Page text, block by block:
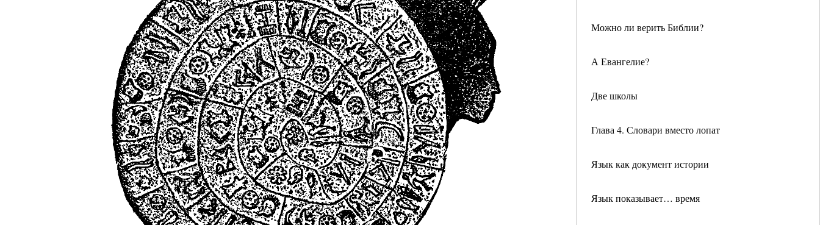
Можно ли верить Библии?
А Евангелие?
Две школы
Глава 4. Словари вместо лопат
Язык как документ истории
Язык показывает… время